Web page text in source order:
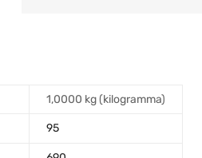
1,0000 kg (kilogramma)
95